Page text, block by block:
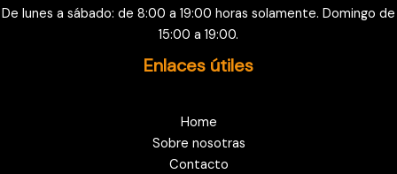
De lunes a sábado: de 8:00 a 19:00 horas solamente. Domingo de
15:00 a 19:00.
Enlaces útiles
Home
Sobre nosotras
Contacto